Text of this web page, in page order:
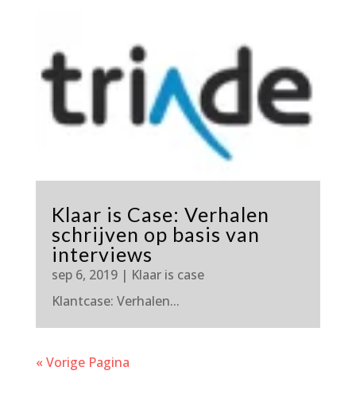
Klaar is Case: Verhalen
schrijven op basis van
interviews
sep 6, 2019| Klaar is case
Klantcase: Verhalen...
« Vorige Pagina